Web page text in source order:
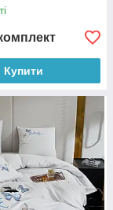
Купити